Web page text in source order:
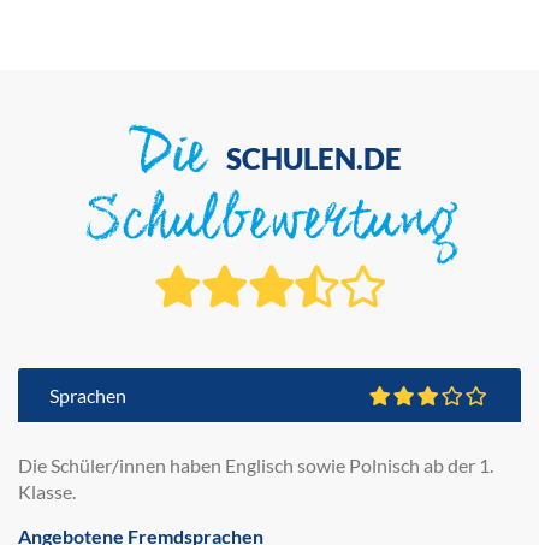
Die SCHULEN.DE
Schulbewertung
Sprachen
Die Schüler/innen haben Englisch sowie Polnisch ab der 1.
Klasse.
Angebotene Fremdsprachen